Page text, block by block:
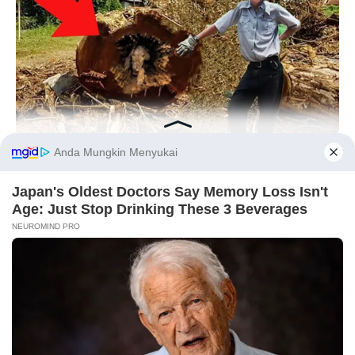
10 Desain Kanopi Tempat
Tidur, Serasa Beristirahat di
Kamar Raja
Tampil Lebih Modern, 7 Potret
Hasil Renovasi Rumah Berusia
90 Tahun
BUZZ DAY
Unbelievable!
Before You Go